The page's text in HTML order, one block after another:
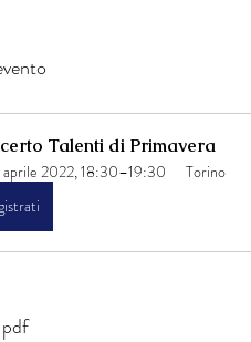
Talenti di Primavera
aprile 2022, 18:30–19:30
Torino